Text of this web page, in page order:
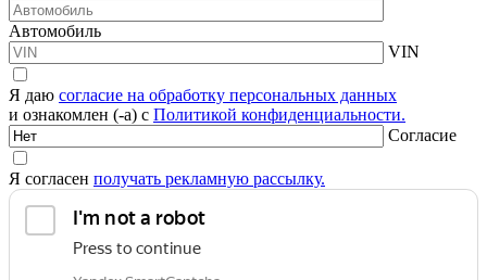
Автомобиль
VIN
Я даю согласие на обработку персональных данных
и ознакомлен (-а) с Политикой конфиденциальности.
Согласие
Я согласен получать рекламную рассылку.